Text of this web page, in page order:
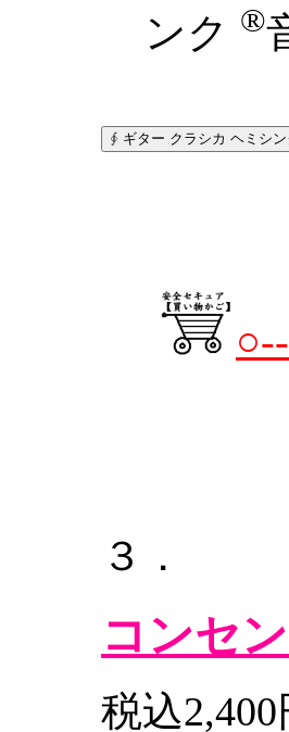
ンク ®
３．
コンセ
税込2,400